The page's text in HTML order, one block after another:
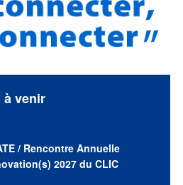
à venir
/ Rencontre Annuelle
2027 du CLIC